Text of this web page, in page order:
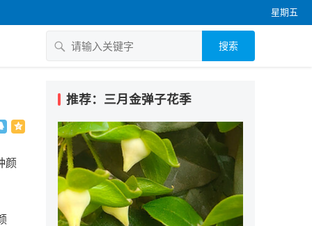
星期五
搜索
颜
推荐：三月金弹子花季